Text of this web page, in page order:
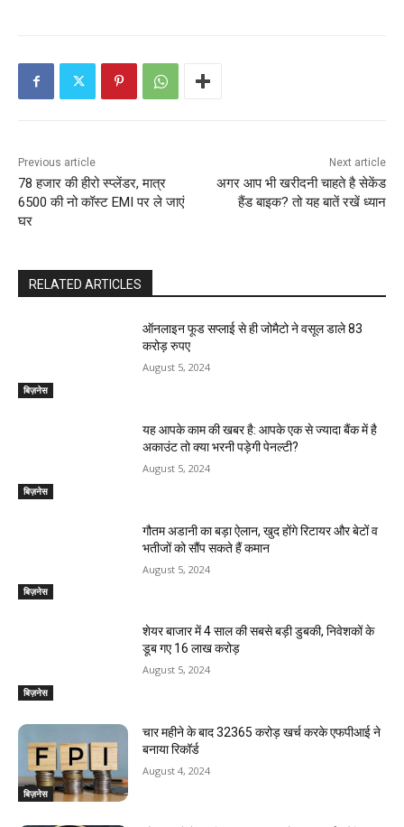
Previous article
78 हजार की हीरो स्प्लेंडर, मात्र
6500 की नो कॉस्ट EMI पर ले जाएं
घर
Next article
अगर आप भी खरीदनी चाहते है सेकेंड
हैंड बाइक? तो यह बातें रखें ध्यान
RELATED ARTICLES
बिज़नेस
ऑनलाइन फूड सप्‍लाई से ही जोमैटो ने वसूल डाले 83
करोड़ रुपए
August 5, 2024
बिज़नेस
यह आपके काम की खबर है: आपके एक से ज्यादा बैंक में है
अकाउंट तो क्या भरनी पड़ेगी पेनल्टी?
August 5, 2024
बिज़नेस
गौतम अडानी का बड़ा ऐलान, खुद होंगे रिटायर और बेटों व
भतीजों को सौंप सकते हैं कमान
August 5, 2024
बिज़नेस
शेयर बाजार में 4 साल की सबसे बड़ी डुबकी, निवेशकों के
डूब गए 16 लाख करोड़
August 5, 2024
बिज़नेस
चार महीने के बाद 32365 करोड़ खर्च करके एफपीआई ने
बनाया रिकॉर्ड
August 4, 2024